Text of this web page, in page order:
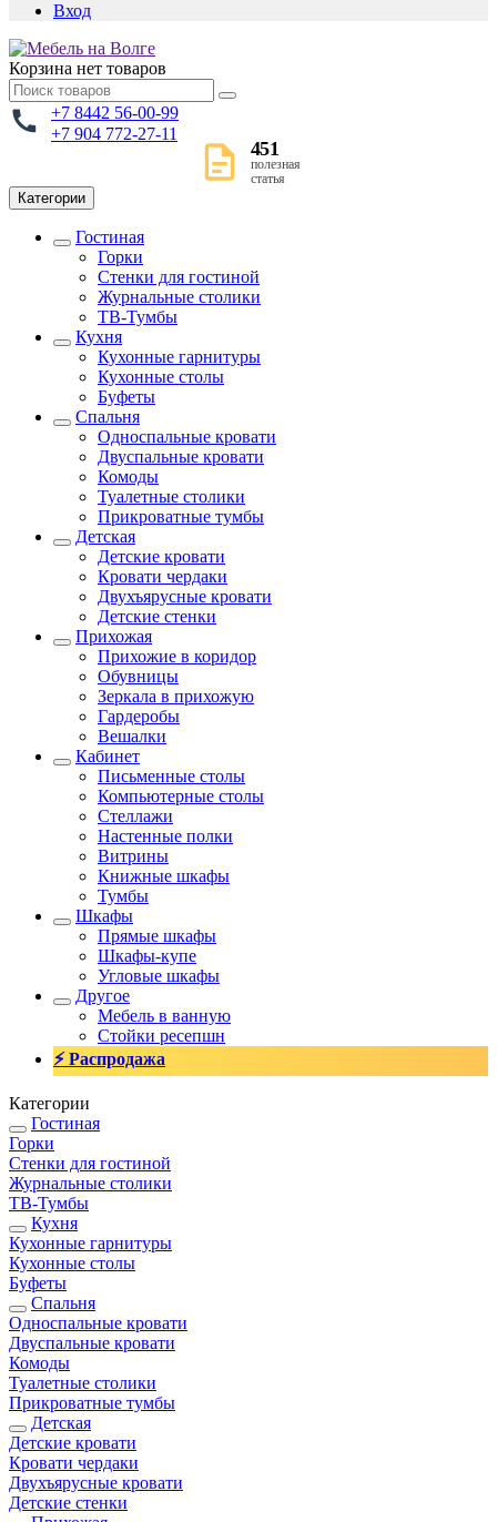
Вход
Корзина нет товаров
+7 8442 56-00-99
+7 904 772-27-11
451
полезная
статья
Категории
Гостиная
Горки
Стенки для гостиной
Журнальные столики
TВ-Тумбы
Кухня
Кухонные гарнитуры
Кухонные столы
Буфеты
Спальня
Односпальные кровати
Двуспальные кровати
Комоды
Туалетные столики
Прикроватные тумбы
Детская
Детские кровати
Кровати чердаки
Двухъярусные кровати
Детские стенки
Прихожая
Прихожие в коридор
Обувницы
Зеркала в прихожую
Гардеробы
Вешалки
Кабинет
Письменные столы
Компьютерные столы
Стеллажи
Настенные полки
Витрины
Книжные шкафы
Тумбы
Шкафы
Прямые шкафы
Шкафы-купе
Угловые шкафы
Другое
Мебель в ванную
Стойки ресепшн
⚡ Распродажа
Категории
Гостиная
Горки
Стенки для гостиной
Журнальные столики
TВ-Тумбы
Кухня
Кухонные гарнитуры
Кухонные столы
Буфеты
Спальня
Односпальные кровати
Двуспальные кровати
Комоды
Туалетные столики
Прикроватные тумбы
Детская
Детские кровати
Кровати чердаки
Двухъярусные кровати
Детские стенки